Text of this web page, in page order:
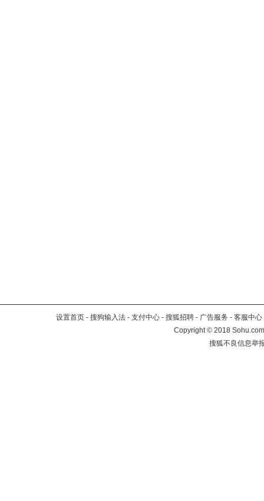
设置首页 - 搜狗输入法 - 支付中心 - 搜狐招聘 - 广告服务 - 客服中心
Copyright©2018
搜狐不良信息举